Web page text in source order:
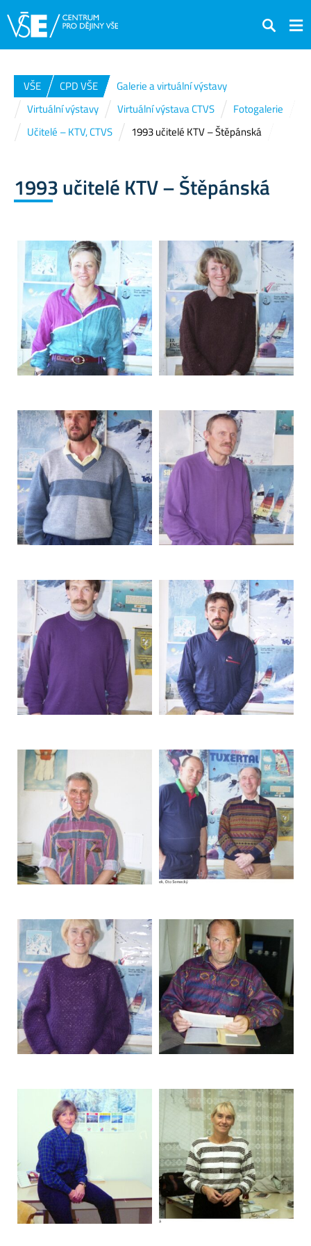
Hledat
VŠE CPD VŠE
Galerie a virtuální výstavy
Virtuální výstavy
Virtuální výstava CTVS
Fotogalerie
Učitelé – KTV, CTVS
1993 učitelé KTV – Štěpánská
1993 učitelé KTV – Štěpánská